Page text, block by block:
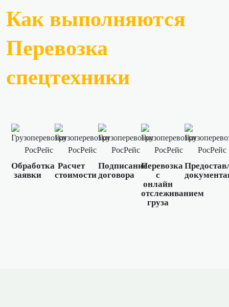
Как выполняются
Перевозка
спецтехники
Обработка
заявки
Расчет
стоимости
Подписание
договора
Перевозка
с
онлайн
отслеживанием
груза